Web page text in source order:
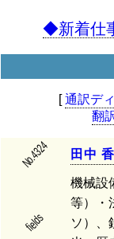
◆新着仕
[通訳デ
翻
No.4324 田 中 香
fields
機械設
等）・
ソ）、